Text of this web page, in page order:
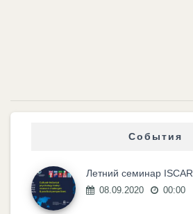
События
Летний семинар ISCAR
08.09.2020 00:00